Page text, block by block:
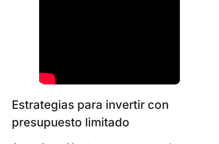
Estrategias para invertir con
presupuesto limitado